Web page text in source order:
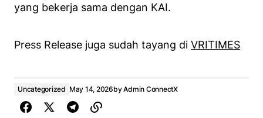
yang bekerja sama dengan KAI.
Press Release juga sudah tayang di VRITIMES
Uncategorized May 14, 2026byAdmin ConnectX